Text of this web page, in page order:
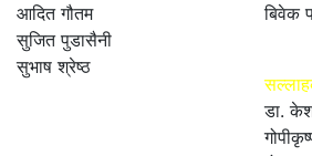
आदित गौतम
सुजित पुडासैनी
सुभाष श्रेष्ठ
बिवेक
डा.